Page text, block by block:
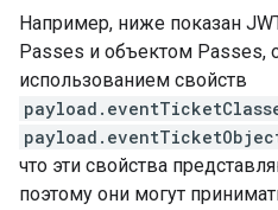
Например, ниже показан
Passes и объектом Passes,
использованием свойств
что эти свойства
поэтому они могут